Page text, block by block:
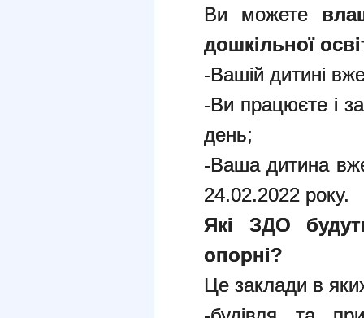
Ви можете
дошкільної
-Вашій дитині
-Ви працюєте і
день;
-Ваша дитина
24.02.2022 року.
Які ЗДО
опорні?
Це заклади в